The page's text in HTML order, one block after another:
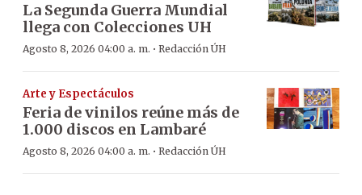
La Segunda Guerra Mundial
llega con Colecciones UH
Agosto 8, 2026 04:00 a. m. · Redacción ÚH
Arte y Espectáculos
Feria de vinilos reúne más de
1.000 discos en Lambaré
Agosto 8, 2026 04:00 a. m. · Redacción ÚH